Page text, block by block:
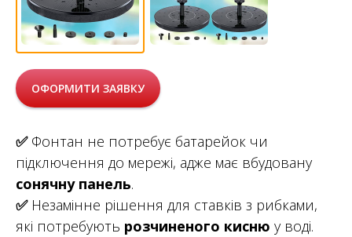
ОФОРМИТИ ЗАЯВКУ
✅Фонтан не потребує батарейок чи
підключення до мережі, адже має вбудовану
сонячну панель.
✅Незамінне рішення для ставків з рибками,
які потребують розчиненого кисню у воді.